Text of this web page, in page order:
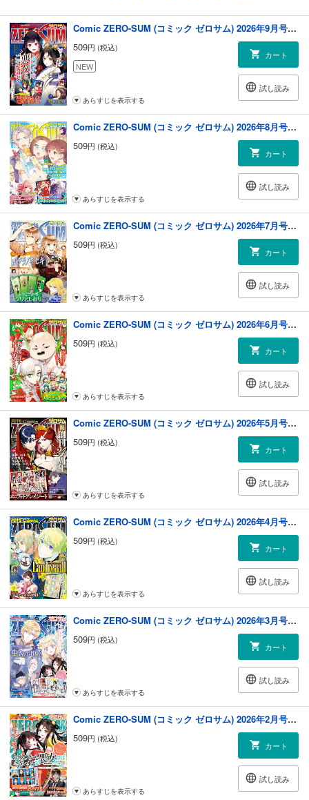
プ・記事等が目次と異なる場合もございます。何卒ご了承ください。
Comic ZERO-SUM (コミック ゼロサム) 2026年9月号[雑誌]
509円 (税込)
NEW
カート
試し読み
あらすじを表示する
Comic ZERO-SUM (コミック ゼロサム) 2026年8月号[雑誌]
509円 (税込)
カート
試し読み
あらすじを表示する
Comic ZERO-SUM (コミック ゼロサム) 2026年7月号[雑誌]
509円 (税込)
カート
試し読み
あらすじを表示する
Comic ZERO-SUM (コミック ゼロサム) 2026年6月号[雑誌]
509円 (税込)
カート
試し読み
あらすじを表示する
Comic ZERO-SUM (コミック ゼロサム) 2026年5月号[雑誌]
509円 (税込)
カート
試し読み
あらすじを表示する
Comic ZERO-SUM (コミック ゼロサム) 2026年4月号[雑誌]
509円 (税込)
カート
試し読み
あらすじを表示する
Comic ZERO-SUM (コミック ゼロサム) 2026年3月号[雑誌]
509円 (税込)
カート
試し読み
あらすじを表示する
Comic ZERO-SUM (コミック ゼロサム) 2026年2月号[雑誌]
509円 (税込)
カート
試し読み
あらすじを表示する